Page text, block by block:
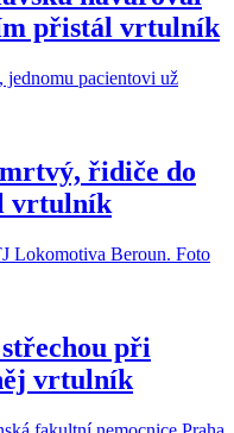
přistál vrtulník
řidiče do
vrtulník
při
vrtulník